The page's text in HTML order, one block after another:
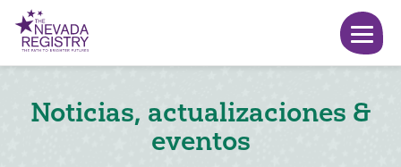
Noticias, actualizaciones &
eventos